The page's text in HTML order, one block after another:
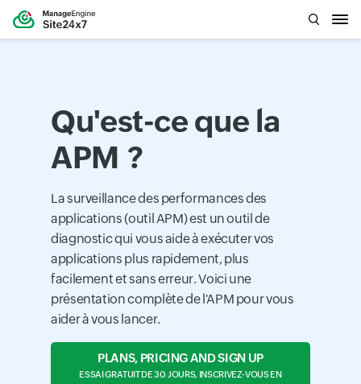
Qu'est-ce que la
APM ?
La surveillance des performances des
applications (outil APM) est un outil de
diagnostic qui vous aide à exécuter vos
applications plus rapidement, plus
facilement et sans erreur. Voici une
présentation complète de l'APM pour vous
aider à vous lancer.
PLANS, PRICING AND SIGN UP
ESSAI GRATUIT DE 30 JOURS, INSCRIVEZ-VOUS EN